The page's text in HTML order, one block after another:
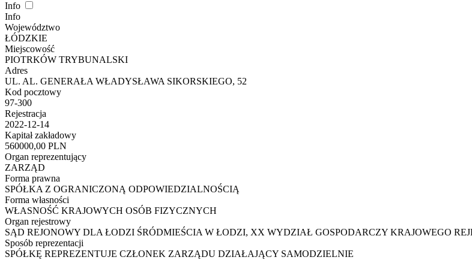
Info
Info
Województwo
ŁÓDZKIE
Miejscowość
PIOTRKÓW TRYBUNALSKI
Adres
UL. AL. GENERAŁA WŁADYSŁAWA SIKORSKIEGO, 52
Kod pocztowy
97-300
Rejestracja
2022-12-14
Kapitał zakładowy
560000,00 PLN
Organ reprezentujący
ZARZĄD
Forma prawna
SPÓŁKA Z OGRANICZONĄ ODPOWIEDZIALNOŚCIĄ
Forma własności
WŁASNOŚĆ KRAJOWYCH OSÓB FIZYCZNYCH
Organ rejestrowy
SĄD REJONOWY DLA ŁODZI ŚRÓDMIEŚCIA W ŁODZI, XX WYDZIAŁ GOSPODARCZY KRAJOWEGO
Sposób reprezentacji
SPÓŁKĘ REPREZENTUJE CZŁONEK ZARZĄDU DZIAŁAJĄCY SAMODZIELNIE